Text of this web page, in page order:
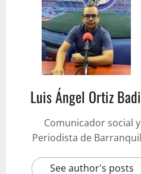
Luis Ángel Ortiz
Comunicador social y
Periodista de
See author's posts